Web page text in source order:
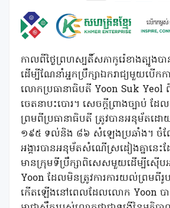
កាលពីថ្ងៃព្រហស្បតិ៍សភាកូរ៉េខាងត្បូង
ដើម្បីណែនាំអ្នកប្រឹក្សាឯករាជ្យមួយបើក
លោកប្រធានាធិបតី Yoon Suk Yeol
ចេតនាបះបោរ។ សេចក្តីព្រាងច្បាប់ ដែ
ព្រមពីប្រធានាធិបតី ត្រូវបានអនុម័តដ
១៩៥ ទល់និង ៨៦ សំឡេងប្រឆាំង។ ចំណ
អង្គារបានអនុម័តសំណើស្រដៀងគ្នានេះដ
មានក្រុមទីប្រឹក្សាពិសេសមួយដើម្បីស៊ើប
Yoon ដែលមិនត្រូវការការយល់ព្រមពី
កើតឡើងនៅពេលដែលលោក Yoon បាន